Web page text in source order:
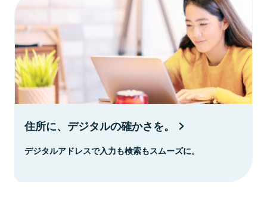
住所に、デジタルの確かさを。
デジタルアドレスで入力も検索もスムーズに。